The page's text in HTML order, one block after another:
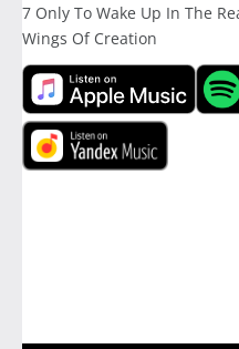
7 Only To Wake Up In The
Wings Of Creation